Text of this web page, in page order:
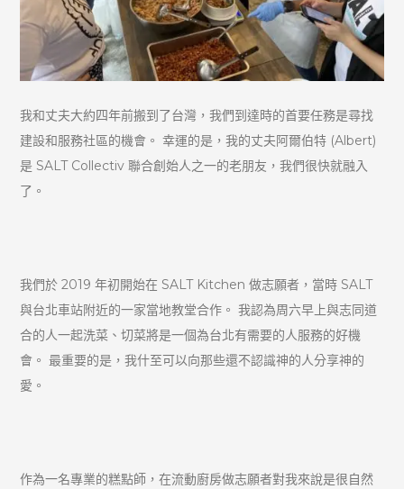
我和丈夫大約四年前搬到了台灣，我們到達時的首要任務是尋找
建設和服務社區的機會。 幸運的是，我的丈夫阿爾伯特 (Albert)
是 SALT Collectiv 聯合創始人之一的老朋友，我們很快就融入
了。
我們於 2019 年初開始在 SALT Kitchen 做志願者，當時 SALT
與台北車站附近的一家當地教堂合作。 我認為周六早上與志同道
合的人一起洗菜、切菜將是一個為台北有需要的人服務的好機
會。 最重要的是，我什至可以向那些還不認識神的人分享神的
愛。
作為一名專業的糕點師，在流動廚房做志願者對我來說是很自然